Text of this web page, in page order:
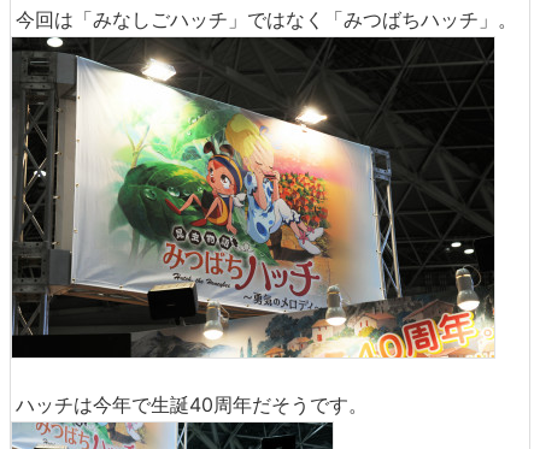
今回は「みなしごハッチ」ではなく「みつばちハッチ」。
ハッチは今年で生誕40周年だそうです。